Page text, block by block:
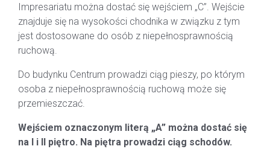
Impresariatu można dostać się wejściem „C”. Wejście
znajduje się na wysokości chodnika w związku z tym
jest dostosowane do osób z niepełnosprawnością
ruchową.
Do budynku Centrum prowadzi ciąg pieszy, po którym
osoba z niepełnosprawnością ruchową może się
przemieszczać.
Wejściem oznaczonym literą „A” można dostać się
na I i II piętro. Na piętra prowadzi ciąg schodów.